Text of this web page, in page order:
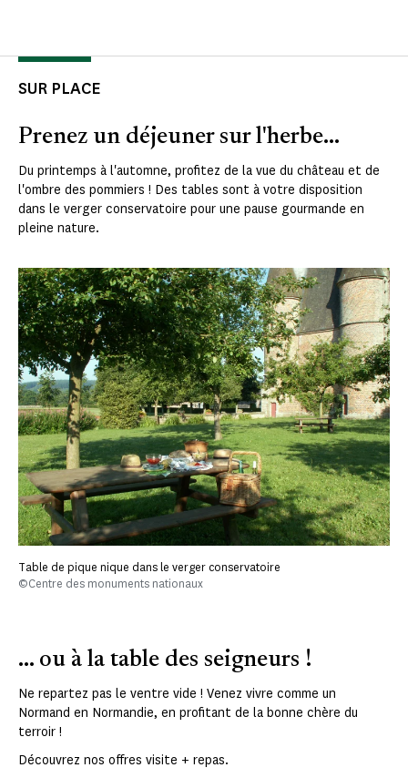
SUR PLACE
Prenez un déjeuner sur l'herbe...
Du printemps à l'automne, profitez de la vue du château et de
l'ombre des pommiers ! Des tables sont à votre disposition
dans le verger conservatoire pour une pause gourmande en
pleine nature.
Table de pique nique dans le verger conservatoire
©Centre des monuments nationaux
... ou à la table des seigneurs !
Ne repartez pas le ventre vide ! Venez vivre comme un
Normand en Normandie, en profitant de la bonne chère du
terroir !
Découvrez nos offres visite + repas.